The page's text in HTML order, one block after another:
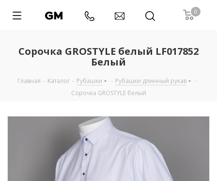
0
Сорочка GROSTYLE белый LF017852
Белый
Главная - Каталог - Рубашки - Рубашки длинный рукав
-
Сорочка GROSTYLE белый